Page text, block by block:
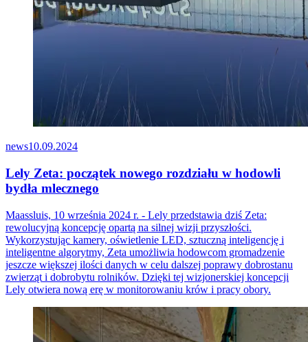
news10.09.2024
Lely Zeta: początek nowego rozdziału w hodowli
bydła mlecznego
Maassluis, 10 września 2024 r. - Lely przedstawia dziś Zeta:
rewolucyjną koncepcję opartą na silnej wizji przyszłości.
Wykorzystując kamery, oświetlenie LED, sztuczną inteligencję i
inteligentne algorytmy, Zeta umożliwia hodowcom gromadzenie
jeszcze większej ilości danych w celu dalszej poprawy dobrostanu
zwierząt i dobrobytu rolników. Dzięki tej wizjonerskiej koncepcji
Lely otwiera nową erę w monitorowaniu krów i pracy obory.